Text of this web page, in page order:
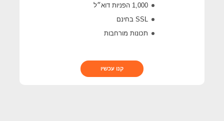
1,000 הפניות דוא״ל
SSL בחינם
תכונות מורחבות
קנו עכשיו